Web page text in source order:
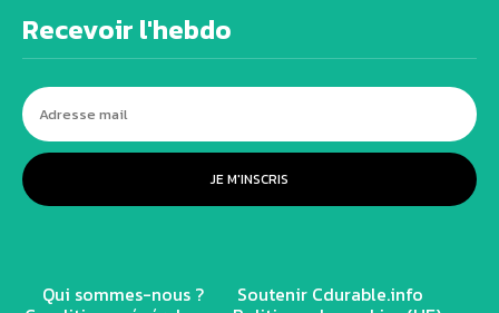
Recevoir l'hebdo
JE M'INSCRIS
Qui sommes-nous ? Soutenir Cdurable.info